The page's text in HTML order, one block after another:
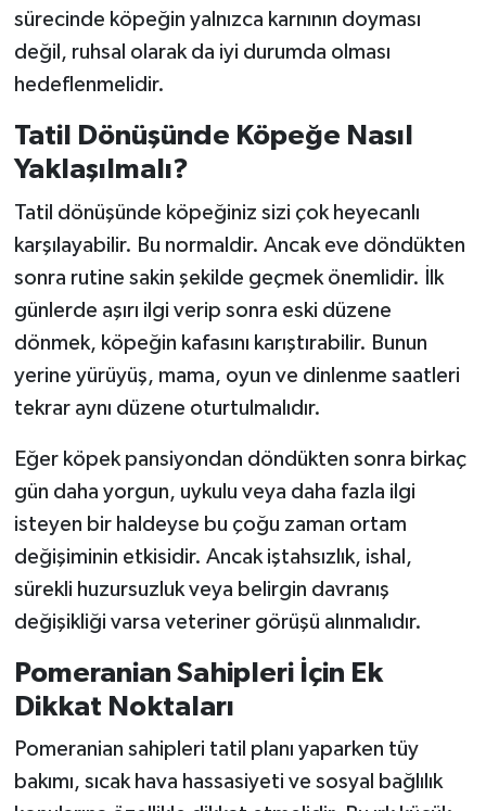
sürecinde köpeğin yalnızca karnının doyması
değil, ruhsal olarak da iyi durumda olması
hedeflenmelidir.
Tatil Dönüşünde Köpeğe Nasıl
Yaklaşılmalı?
Tatil dönüşünde köpeğiniz sizi çok heyecanlı
karşılayabilir. Bu normaldir. Ancak eve döndükten
sonra rutine sakin şekilde geçmek önemlidir. İlk
günlerde aşırı ilgi verip sonra eski düzene
dönmek, köpeğin kafasını karıştırabilir. Bunun
yerine yürüyüş, mama, oyun ve dinlenme saatleri
tekrar aynı düzene oturtulmalıdır.
Eğer köpek pansiyondan döndükten sonra birkaç
gün daha yorgun, uykulu veya daha fazla ilgi
isteyen bir haldeyse bu çoğu zaman ortam
değişiminin etkisidir. Ancak iştahsızlık, ishal,
sürekli huzursuzluk veya belirgin davranış
değişikliği varsa veteriner görüşü alınmalıdır.
Pomeranian Sahipleri İçin Ek
Dikkat Noktaları
Pomeranian sahipleri tatil planı yaparken tüy
bakımı, sıcak hava hassasiyeti ve sosyal bağlılık